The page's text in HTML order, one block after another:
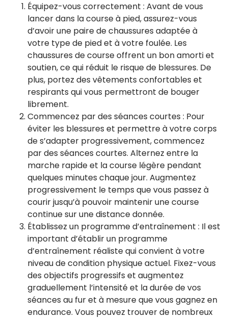
Équipez-vous correctement : Avant de vous
lancer dans la course à pied, assurez-vous
d’avoir une paire de chaussures adaptée à
votre type de pied et à votre foulée. Les
chaussures de course offrent un bon amorti et
soutien, ce qui réduit le risque de blessures. De
plus, portez des vêtements confortables et
respirants qui vous permettront de bouger
librement.
Commencez par des séances courtes : Pour
éviter les blessures et permettre à votre corps
de s’adapter progressivement, commencez
par des séances courtes. Alternez entre la
marche rapide et la course légère pendant
quelques minutes chaque jour. Augmentez
progressivement le temps que vous passez à
courir jusqu’à pouvoir maintenir une course
continue sur une distance donnée.
Établissez un programme d’entraînement : Il est
important d’établir un programme
d’entraînement réaliste qui convient à votre
niveau de condition physique actuel. Fixez-vous
des objectifs progressifs et augmentez
graduellement l’intensité et la durée de vos
séances au fur et à mesure que vous gagnez en
endurance. Vous pouvez trouver de nombreux